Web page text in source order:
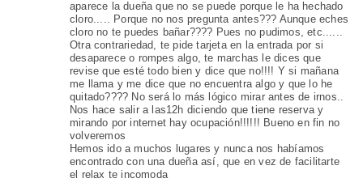
aparece la dueña que no se puede porque le ha hechado
cloro..... Porque no nos pregunta antes??? Aunque eches
cloro no te puedes bañar???? Pues no pudimos, etc......
Otra contrariedad, te pide tarjeta en la entrada por si
desaparece o rompes algo, te marchas le dices que
revise que esté todo bien y dice que no!!!! Y si mañana
me llama y me dice que no encuentra algo y que lo he
quitado???? No será lo más lógico mirar antes de irnos..
Nos hace salir a las12h diciendo que tiene reserva y
mirando por internet hay ocupación!!!!!! Bueno en fin no
volveremos
Hemos ido a muchos lugares y nunca nos habíamos
encontrado con una dueña así, que en vez de facilitarte
el relax te incomoda